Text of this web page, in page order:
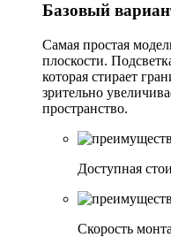
Базовый
Самая простая
плоскости.
которая стирает
зрительно
пространство.
Доступная
Скорость